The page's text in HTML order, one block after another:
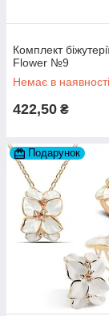
Комплект
Flower №9
Немає в наявності
422,50 ₴
Подарунок